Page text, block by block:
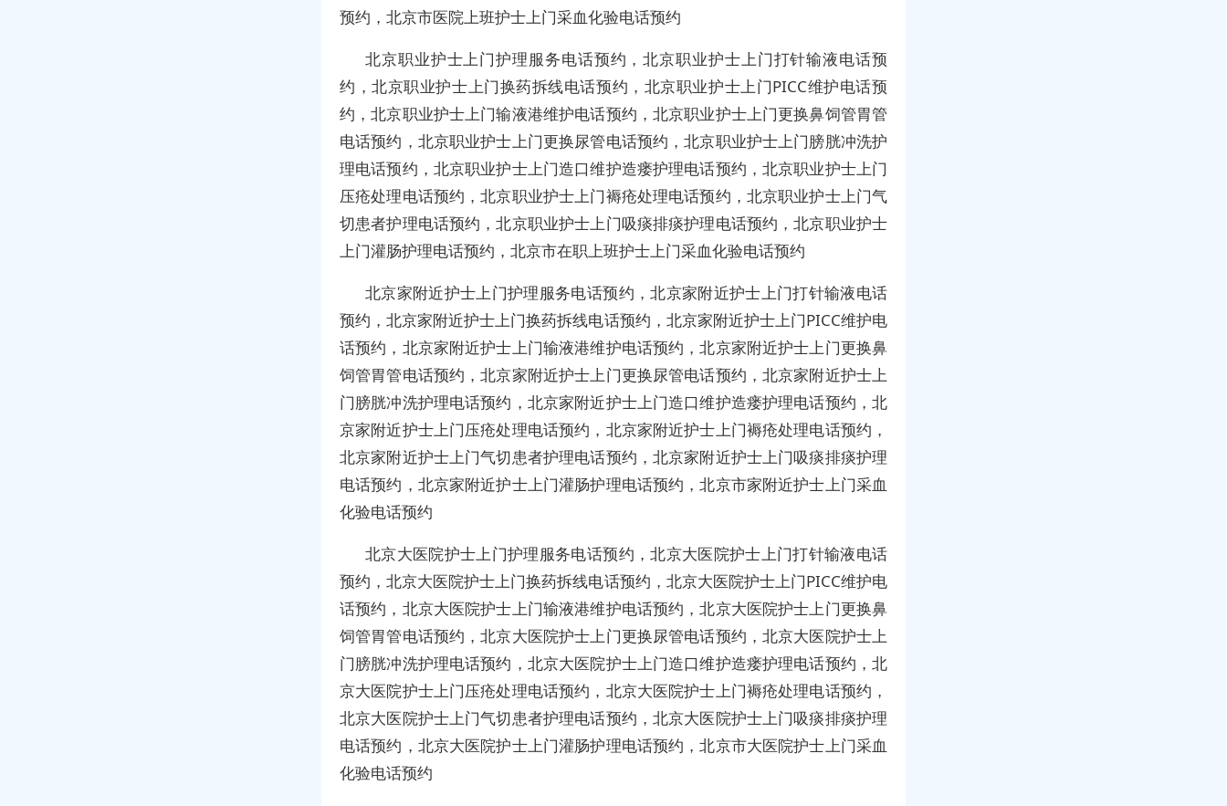
预约，北京市医院上班护士上门采血化验电话预约
北京职业护士上门护理服务电话预约，北京职业护士上门打针输液电话预
约，北京职业护士上门换药拆线电话预约，北京职业护士上门PICC维护电话预
约，北京职业护士上门输液港维护电话预约，北京职业护士上门更换鼻饲管胃管
电话预约，北京职业护士上门更换尿管电话预约，北京职业护士上门膀胱冲洗护
理电话预约，北京职业护士上门造口维护造瘘护理电话预约，北京职业护士上门
压疮处理电话预约，北京职业护士上门褥疮处理电话预约，北京职业护士上门气
切患者护理电话预约，北京职业护士上门吸痰排痰护理电话预约，北京职业护士
上门灌肠护理电话预约，北京市在职上班护士上门采血化验电话预约
北京家附近护士上门护理服务电话预约，北京家附近护士上门打针输液电话
预约，北京家附近护士上门换药拆线电话预约，北京家附近护士上门PICC维护电
话预约，北京家附近护士上门输液港维护电话预约，北京家附近护士上门更换鼻
饲管胃管电话预约，北京家附近护士上门更换尿管电话预约，北京家附近护士上
门膀胱冲洗护理电话预约，北京家附近护士上门造口维护造瘘护理电话预约，北
京家附近护士上门压疮处理电话预约，北京家附近护士上门褥疮处理电话预约，
北京家附近护士上门气切患者护理电话预约，北京家附近护士上门吸痰排痰护理
电话预约，北京家附近护士上门灌肠护理电话预约，北京市家附近护士上门采血
化验电话预约
北京大医院护士上门护理服务电话预约，北京大医院护士上门打针输液电话
预约，北京大医院护士上门换药拆线电话预约，北京大医院护士上门PICC维护电
话预约，北京大医院护士上门输液港维护电话预约，北京大医院护士上门更换鼻
饲管胃管电话预约，北京大医院护士上门更换尿管电话预约，北京大医院护士上
门膀胱冲洗护理电话预约，北京大医院护士上门造口维护造瘘护理电话预约，北
京大医院护士上门压疮处理电话预约，北京大医院护士上门褥疮处理电话预约，
北京大医院护士上门气切患者护理电话预约，北京大医院护士上门吸痰排痰护理
电话预约，北京大医院护士上门灌肠护理电话预约，北京市大医院护士上门采血
化验电话预约